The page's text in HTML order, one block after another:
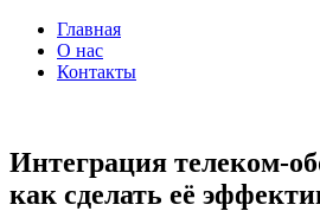
Главная
О нас
Контакты
Интеграция телеком-
как сделать её